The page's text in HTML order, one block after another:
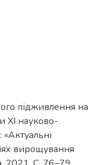
підживлення на
XІ науково-
вирощування